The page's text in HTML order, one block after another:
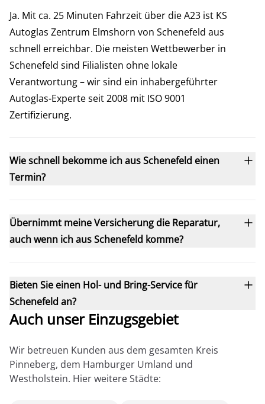
Ja. Mit ca. 25 Minuten Fahrzeit über die A23 ist KS
Autoglas Zentrum Elmshorn von Schenefeld aus
schnell erreichbar. Die meisten Wettbewerber in
Schenefeld sind Filialisten ohne lokale
Verantwortung – wir sind ein inhabergeführter
Autoglas-Experte seit 2008 mit ISO 9001
Zertifizierung.
Wie schnell bekomme ich aus Schenefeld einen
Termin?
Übernimmt meine Versicherung die Reparatur,
auch wenn ich aus Schenefeld komme?
Bieten Sie einen Hol- und Bring-Service für
Schenefeld an?
Auch unser Einzugsgebiet
Wir betreuen Kunden aus dem gesamten Kreis
Pinneberg, dem Hamburger Umland und
Westholstein. Hier weitere Städte: